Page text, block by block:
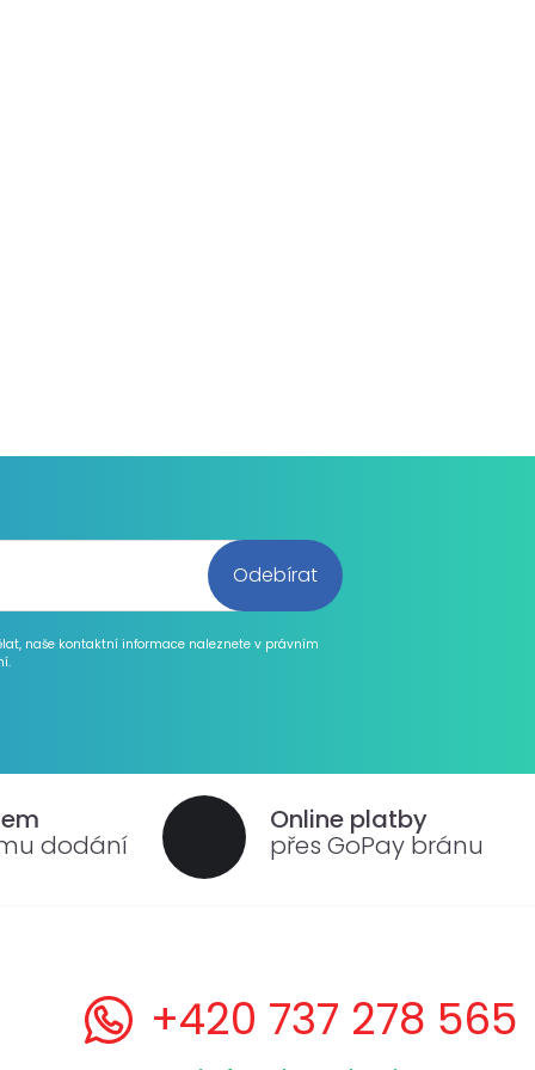
naše kontaktní informace naleznete v právním
dodání
Online platby
přes GoPay bránu
+420 737 278 565